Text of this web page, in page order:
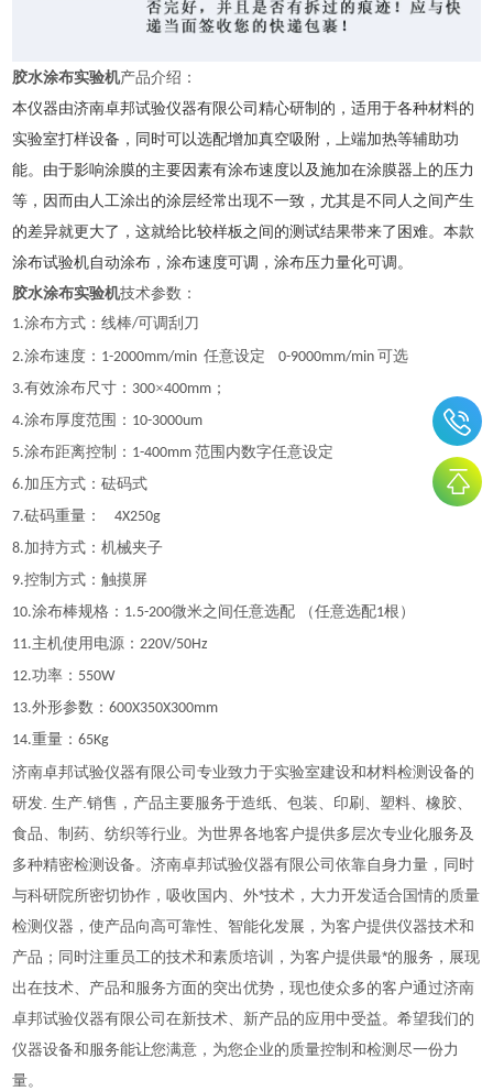
胶水涂布实验机产品介绍：
本仪器由济南卓邦试验仪器有限公司精心研制的，适用于各种材料的
实验室打样设备，同时可以选配增加真空吸附，上端加热等辅助功
能。由于影响涂膜的主要因素有涂布速度以及施加在涂膜器上的压力
等，因而由人工涂出的涂层经常出现不一致，尤其是不同人之间产生
的差异就更大了，这就给比较样板之间的测试结果带来了困难。本款
涂布试验机自动涂布，涂布速度可调，涂布压力量化可调。
胶水涂布实验机技术参数：
1.涂布方式：线棒/可调刮刀
2.涂布速度： 1-2000mm/min任意设定 0-9000mm/min 可选
3.有效涂布尺寸： 300×400mm ；
4.涂布厚度范围： 10-3000um
5.涂布距离控制： 1-400mm范围内数字任意设定
6.加压方式：砝码式
7.砝码重量：4X250g
8.加持方式：机械夹子
9.控制方式：触摸屏
10.涂布棒规格： 1.5-200微米之间任意选配 （任意选配1根）
11.主机使用电源：220V/50Hz
12.功率： 550W
13.外形参数：600X350X300mm
14.重量：65Kg
济南卓邦试验仪器有限公司专业致力于实验室建设和材料检测设备的
研发. 生产.销售，产品主要服务于造纸、包装、印刷、塑料、橡胶、
食品、制药、纺织等行业。为世界各地客户提供多层次专业化服务及
多种精密检测设备。济南卓邦试验仪器有限公司依靠自身力量，同时
与科研院所密切协作，吸收国内、外*技术，大力开发适合国情的质量
检测仪器，使产品向高可靠性、智能化发展，为客户提供仪器技术和
产品；同时注重员工的技术和素质培训，为客户提供最*的服务，展现
出在技术、产品和服务方面的突出优势，现也使众多的客户通过济南
卓邦试验仪器有限公司在新技术、新产品的应用中受益。希望我们的
仪器设备和服务能让您满意，为您企业的质量控制和检测尽一份力
量。